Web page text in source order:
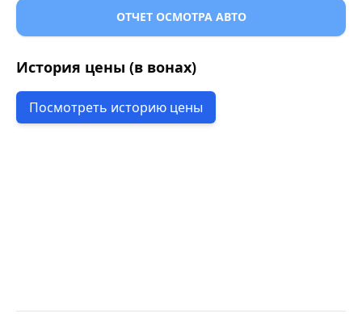
ОТЧЕТ ОСМОТРА АВТО
История цены (в вонах)
Посмотреть историю цены